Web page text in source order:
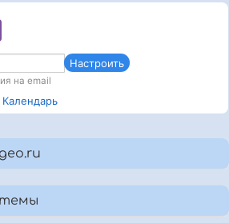
Настроить
на email
Календарь